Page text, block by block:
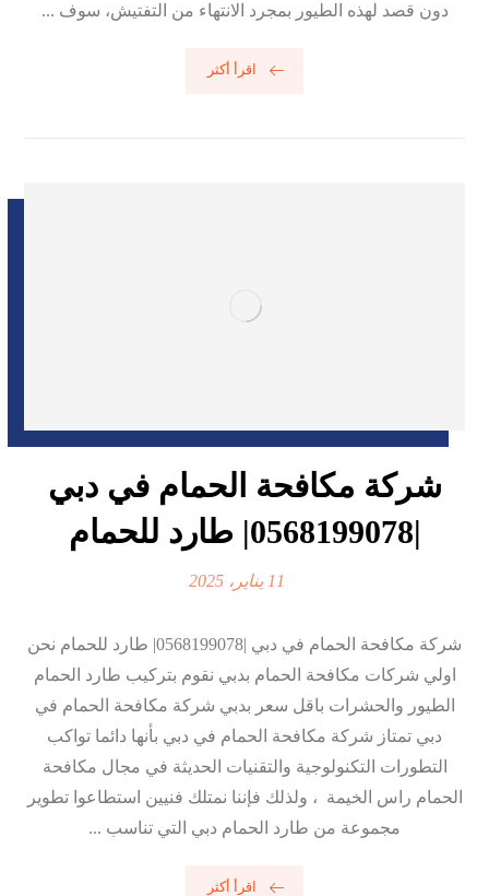
دون قصد لهذه الطيور بمجرد الانتهاء من التفتيش، سوف ...
اقرأ أكثر
شركة مكافحة الحمام في دبي
|0568199078| طارد للحمام
11 يناير، 2025
شركة مكافحة الحمام في دبي |0568199078| طارد للحمام نحن
اولي شركات مكافحة الحمام بدبي نقوم بتركيب طارد الحمام
الطيور والحشرات باقل سعر بدبي شركة مكافحة الحمام في
دبي تمتاز شركة مكافحة الحمام في دبي بأنها دائما تواكب
التطورات التكنولوجية والتقنيات الحديثة في مجال مكافحة
الحمام راس الخيمة ، ولذلك فإننا نمتلك فنيين استطاعوا تطوير
مجموعة من طارد الحمام دبي التي تناسب ...
اقرأ أكثر